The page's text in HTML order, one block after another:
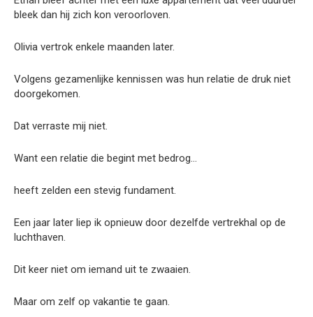
bleek dan hij zich kon veroorloven.
Olivia vertrok enkele maanden later.
Volgens gezamenlijke kennissen was hun relatie de druk niet
doorgekomen.
Dat verraste mij niet.
Want een relatie die begint met bedrog…
heeft zelden een stevig fundament.
Een jaar later liep ik opnieuw door dezelfde vertrekhal op de
luchthaven.
Dit keer niet om iemand uit te zwaaien.
Maar om zelf op vakantie te gaan.